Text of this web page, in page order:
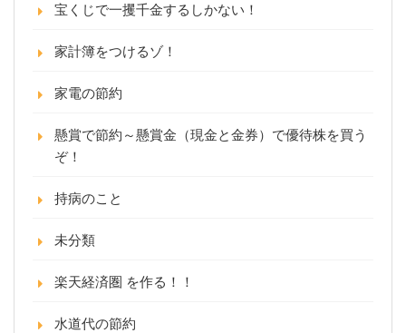
宝くじで一攫千金するしかない！
家計簿をつけるゾ！
家電の節約
懸賞で節約～懸賞金（現金と金券）で優待株を買う
ぞ！
持病のこと
未分類
楽天経済圏 を作る！！
水道代の節約